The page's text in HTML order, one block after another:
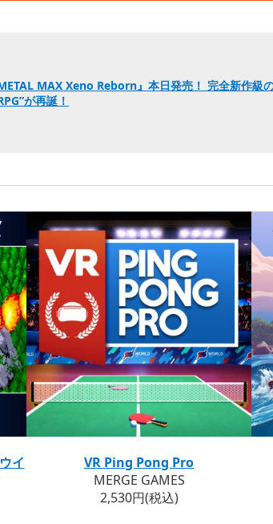
METAL MAX Xeno Reborn』本日発売！ 完全新作級
が再誕！
イ
VR Ping Pong Pro
MERGE GAMES
2,530円(税込)